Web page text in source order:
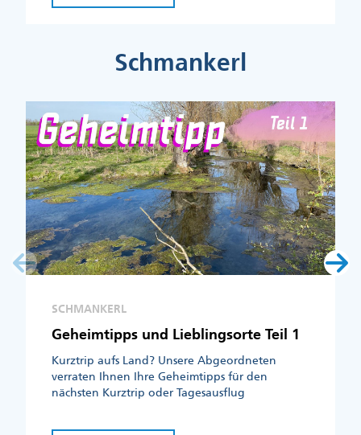
Schmankerl
SCHMANKERL
Geheimtipps und Lieblingsorte Teil 1
Kurztrip aufs Land? Unsere Abgeordneten
verraten Ihnen Ihre Geheimtipps für den
nächsten Kurztrip oder Tagesausflug